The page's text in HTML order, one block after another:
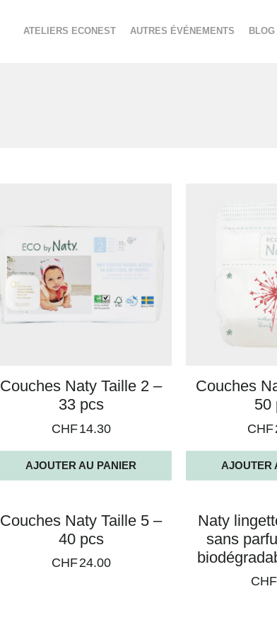
ATELIERS ECONEST AUTRES ÉVÉNEMENTS BLOG
Couches Naty Taille 2 –
33 pcs
CHF14.30
AJOUTER AU PANIER
Couches
50
CHF
AJOUTER
Couches Naty Taille 5 –
40 pcs
CHF24.00
Naty
sans
CHF